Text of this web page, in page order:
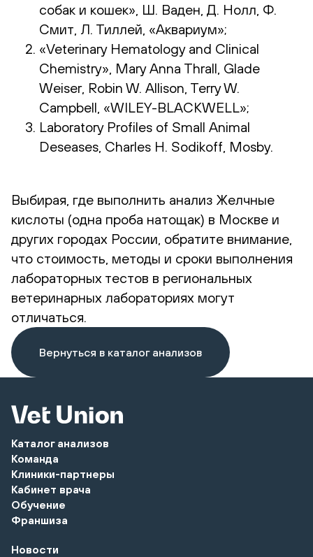
собак и кошек», Ш. Ваден, Д. Нолл, Ф.
Смит, Л. Тиллей, «Аквариум»;
«Veterinary Hematology and Clinical
Chemistry», Mary Anna Thrall, Glade
Weiser, Robin W. Allison, Terry W.
Campbell, «WILEY-BLACKWELL»;
Laboratory Profiles of Small Animal
Deseases, Charles H. Sodikoff, Mosby.
Выбирая, где выполнить анализ Желчные
кислоты (одна проба натощак) в Москве и
других городах России, обратите внимание,
что стоимость, методы и сроки выполнения
лабораторных тестов в региональных
ветеринарных лабораториях могут
отличаться.
Вернуться в каталог анализов
Каталог анализов
Команда
Клиники-партнеры
Кабинет врача
Обучение
Франшиза
Новости